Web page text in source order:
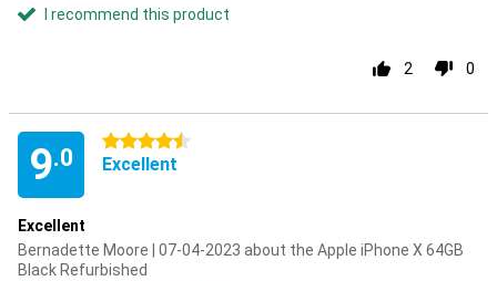
I recommend this product
2 0
9.0
4.5 stars
Excellent
Excellent
Bernadette Moore | 07-04-2023 about the Apple iPhone X 64GB
Black Refurbished